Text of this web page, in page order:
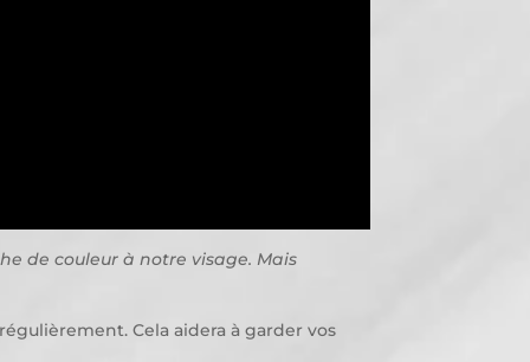
de couleur à notre visage. Mais
Cela aidera à garder vos